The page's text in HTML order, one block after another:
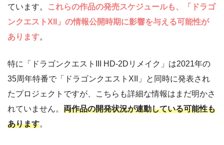
ています。
これらの作品の発売スケジュールも、「ドラゴ
ンクエストXII」の情報公開時期に影響を与える可能性が
あります。
特に「ドラゴンクエストIII HD-2Dリメイク」は2021年の
35周年特番で「ドラゴンクエストXII」と同時に発表され
たプロジェクトですが、こちらも詳細な情報はまだ明かさ
れていません。 両作品の開発状況が連動している可能性も
あります。